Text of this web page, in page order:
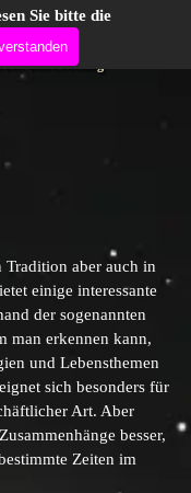
Sie bitte die
DAV
LifeCoaching
Tradition aber auch in
einige interessante
der sogenannten
man erkennen kann,
und Lebensthemen
sich besonders für
Art. Aber
besser,
Zeiten im